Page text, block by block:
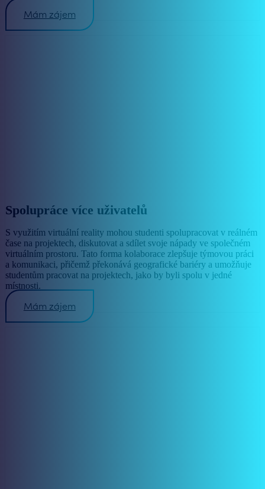
Mám zájem
Spolupráce více uživatelů
S využitím virtuální reality mohou studenti spolupracovat v reálném
čase na projektech, diskutovat a sdílet svoje nápady ve společném
virtuálním prostoru. Tato forma kolaborace zlepšuje týmovou práci
a komunikaci, přičemž překonává geografické bariéry a umožňuje
studentům pracovat na projektech, jako by byli spolu v jedné
místnosti.
Mám zájem